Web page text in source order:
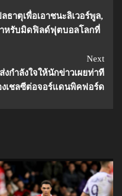
ธาตุเพื่อเอาชนะลิเวอร์พูล,
ำหรับมิดฟิลด์ฟุตบอลโลกที่
Next
งกําลังใจให้นักข่าวเผยท่าที
งเชลซีต่อจอร์แดนพิคฟอร์ด